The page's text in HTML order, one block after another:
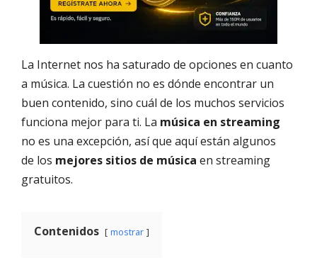
La Internet nos ha saturado de opciones en cuanto
a música. La cuestión no es dónde encontrar un
buen contenido, sino cuál de los muchos servicios
funciona mejor para ti. La música en streaming
no es una excepción, así que aquí están algunos
de los mejores sitios de música en streaming
gratuitos.
Contenidos mostrar